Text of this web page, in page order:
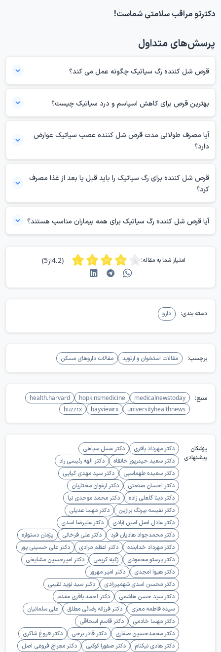
دکترتو مراقب سلامتی شماست!
پرسش‌های متداول
قرص‌ شل کننده رگ سیاتیک چگونه عمل می کند؟
این داروها باعث کاهش فعالیت عصبی در عضلات می‌شوند و به این ترتیب
اسپاسم‌ و تنش‌های عضلانی را کاهش می‌دهند. با کاهش این تنش‌ها، درد
می‌شود. این داروها معمولا به عنوان بخشی از درمان جامع برای مدیریت درد
سیاتیک استفاده می‌شوند.
بهترین قرص برای کاهش اسپاسم و درد سیاتیک چیست؟
عضلانی مانند سی‌کلوبنزاپرین و مسکن‌های ضد التهاب مانند ایبوپروفن
می‌شوند. همچنین، داروهای ضد افسردگی و ضد تشنج مانند گاباپنتین نیز
می‌توانند موثر باشند. مشاوره با پزشک برای انتخاب مناسب‌ترین گزینه
آیا مصرف طولانی مدت قرص شل کننده عصب سیاتیک عوارض
دارد؟
خواب‌آلودگی، سرگیجه، کاهش توانایی شناختی، وابستگی به دارو و مشکلات
قلبی دارد. همچنین، ممکن است با گذشت زمان اثر دارو کاهش یابد و نیاز به
افزایش دوز باشد. بنابراین، مشاوره منظم با پزشک و بررسی دوره‌ای نیازهای
قرص شل کننده برای رگ سیاتیک‌ را باید قبل یا بعد از غذا مصرف
کرد؟
طور کلی، برخی از این داروها ممکن است بعد از غذا مصرف شوند تا از بروز
عوارض گوارشی جلوگیری شود. با این حال، برای هر دارو ممکن است
آیا قرص‌ شل کننده رگ سیاتیک برای همه بیماران مناسب هستند؟
با مشکلات کبدی یا کلیوی نباید این قرص‌ها را مصرف کنند. افرادی که به
ترکیبات این داروها حساسیت دارند، با عوارض جانبی شدید مواجهند، یا
همزمان داروهای دیگری مصرف می‌کنند، افراد مناسب برای این دسته دارویی
نیستند.
امتیاز شما به مقاله: (4.2از5)
دسته بندی: دارو
برچسب: مقالات استخوان و ارتوپد مقالات داروهای مسکن
منبع: medicalnewstoday
hopkinsmedicine
health.harvard
universityhealthnews
bayviewrx
buzzrx
پزشکان
پیشنهادی
دکتر مهرداد باقری
دکتر عسل سپاهی
دکتر سعید حیدرپور خانقاه
دکتر الهه رئیسی راد
دکتر سعیده طهماسبی
دکتر سید مهدی کیایی
دکتر احسان صنعتی
دکتر ارغوان مختاریان
دکتر دینا گلعلی زاده
دکتر محمد موحدی نیا
دکتر نفیسه بیرنگ برازین
دکتر مهسا عدیلی
دکتر عادل اصل امین آبادی
دکتر علیرضا اسدی
دکتر محمدجواد هادیان فرد
دکتر علی فرخانی
پژمان دستواره
دکتر مهرداد خدابنده
دکتر اعظم مرادی
دکتر علی حسینی پور
دکتر پرستو محمودی
زکیه کریمی
دکتر امیرحسین مشایخی
دکتر هیوا امجدی
دکتر امیر مهرور
دکتر محسن اسدی شهمیرزادی
دکتر سید نوید نقیبی
دکتر سید حسن هاشمی
دکتر احمد باقری مقدم
سیده فاطمه معزی
دکتر فرزانه رضائی مطلق
علی سلمانیان
دکتر مهسا خادمی
دکتر قاسم اسحاقی
دکتر محمدحسین صفاری
دکتر قادر برجی
دکتر فروغ شاکری
دکتر هادی نیکنام
دکتر صفورا کوکبی دکتر معراج فروغی اصل